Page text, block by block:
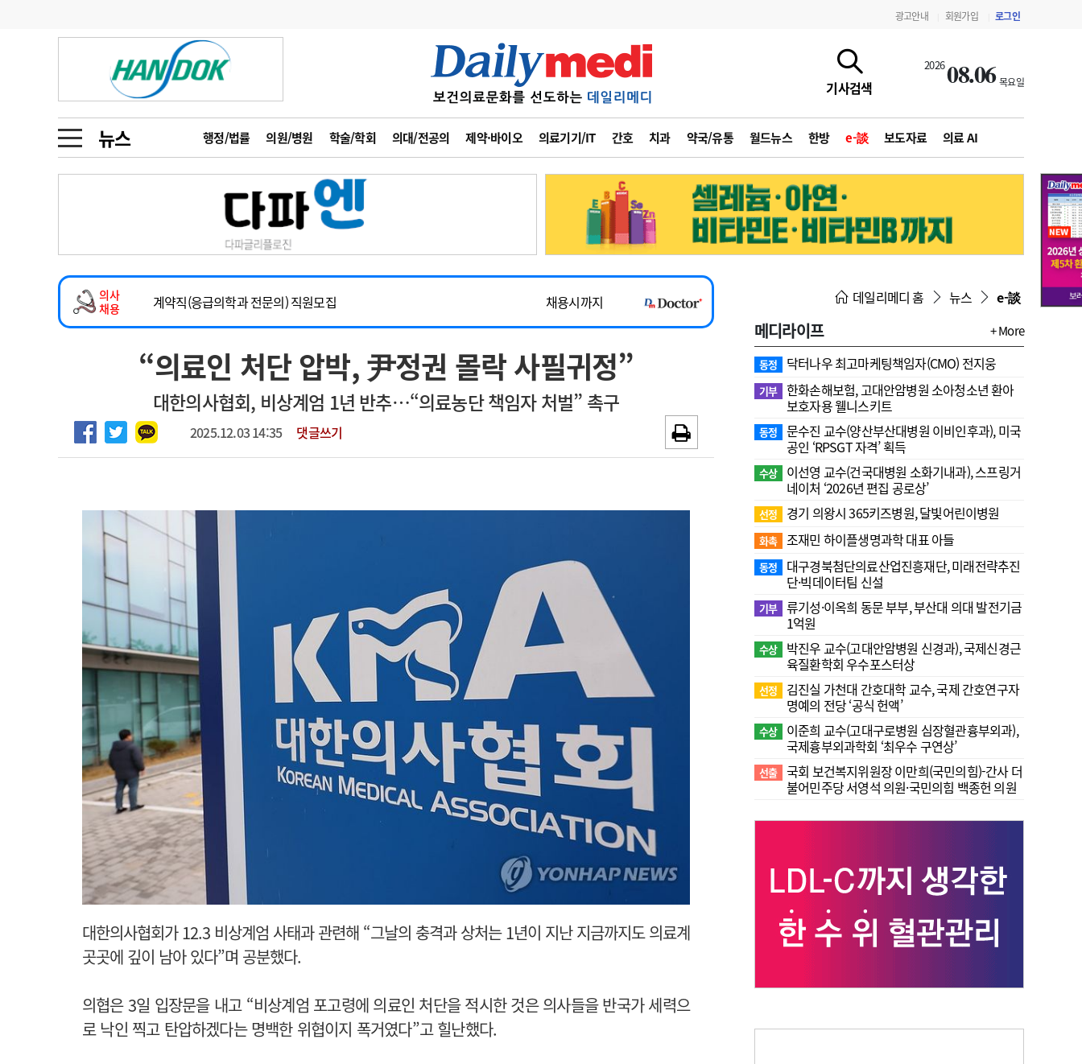
광고안내 회원가입 로그인
기사검색
202608.06 목요일
뉴스 행정/법률 의원/병원 학술/학회 의대/전공의 제약·바이오 의료기기/IT 간호 치과 약국/유통 월드뉴스 한방 e-談 보도자료 의료 AI
금주의 검색어
1
의사인력 수급 추계
2
성분명 처방
3
AI의료
4
전공의 모집 결과
6
관리급여 실시
지필공 지원책
수련환경 개선
의과대학 입시
인사 사고
오피니언 수첩
인물 초대석 피플
동영상뉴스
포토뉴스
메디 Hospital 지역병원 중소병원
인포메이션 행정처분 판례 정책/통계 공시 지침·기준·평가 약제급여 심사 결과
회사소개 법적고지 광고안내
의사
채용
2026년 하반기 인턴 모집
~2026-08-31
마취통증의학과 임기제 임상의사 채용
채용시까지
계약직(응급의학과 전문의) 직원모집
채용시까지
하반기 전공의(레지던트1년차) 모집
~2026-08-15
2026년 하반기 인턴 모집
~2026-08-31
마취통증의학과 임기제 임상의사 채용
채용시까지
“의료인 처단 압박, 尹정권 몰락 사필귀정”
대한의사협회, 비상계엄 1년 반추…“의료농단 책임자 처벌” 촉구
2025.12.03 14:35 댓글쓰기
대한의사협회가 12.3 비상계엄 사태과 관련해 “그날의 충격과 상처는 1년이 지난 지금까지도 의료계
곳곳에 깊이 남아 있다”며 공분했다.
의협은 3일 입장문을 내고 “비상계엄 포고령에 의료인 처단을 적시한 것은 의사들을 반국가 세력으
로 낙인 찍고 탄압하겠다는 명백한 위협이지 폭거였다”고 힐난했다.
데일리메디 홈 뉴스 e-談
메디라이프 + More
동정 닥터나우 최고마케팅책임자(CMO) 전지웅
기부 한화손해보험, 고대안암병원 소아청소년 환아
보호자용 웰니스키트
동정
문수진 교수( 양산부산대병원 이비인후과), 미국
공인 ‘RPSGT 자격’ 획득
수상
이선영 교수(건국대병원 소화기내과), 스프링거
네이처 ‘2026년 편집 공로상’
선정 경기 의왕시 365키즈병원, 달빛어린이병원
화촉 조재민 하이플생명과학 대표 아들
동정
대구경북첨단의료산업진흥재단, 미래전략추진
단·빅데이터팀 신설
기부 류기성·이옥희 동문 부부, 부산대 의대 발전기금
1억원
수상
박진우 교수(고대안암병원 신경과), 국제신경근
육질환학회 우수포스터상
선정
김진실 가천대 간호대학 교수, 국제 간호연구자
명예의 전당 ‘공식 헌액’
수상
이준희 교수(고대구로병원 심장혈관흉부외과),
국제흉부외과학회 ‘최우수 구연상’
선출 국회 보건복지위원장 이만희(국민의힘)-간사 더
불어민주당 서영석 의원·국민의힘 백종헌 의원